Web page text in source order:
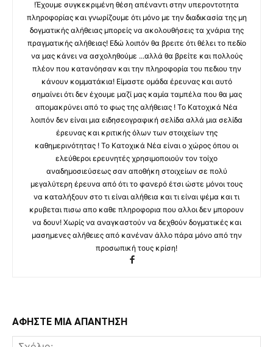
!Έχουμε συγκεκριμένη θέση απέναντι στην υπεροντοτητα
πληροφορίας και γνωρίζουμε ότι μόνο με την διαδικασία της μη
δογματικής αλήθειας μπορείς να ακολουθήσεις τα χνάρια της
πραγματικής αλήθειας! Εδώ λοιπόν θα βρειτε ότι θέλει το πεδίο
να μας κάνει να ασχοληθούμε ...αλλά θα βρείτε και πολλούς
πλέον που κατανόησαν και την πληροφορία του πεδιου την
κάνουν κομματάκια! Είμαστε ομάδα έρευνας και αυτό
σημαίνει ότι δεν έχουμε μαζί μας καμία ταμπέλα που θα μας
απομακρύνει από το φως της αλήθειας ! Το Κατοχικά Νέα
λοιπόν δεν είναι μια ειδησεογραφική σελίδα αλλά μια σελίδα
έρευνας και κριτικής όλων των στοιχείων της
καθημερινότητας ! Το Κατοχικά Νέα είναι ο χώρος όπου οι
ελεύθεροι ερευνητές χρησιμοποιούν τον τοίχο
αναδημοσιεύσεως σαν αποθήκη στοιχείων σε πολύ
μεγαλύτερη έρευνα από ότι το φανερό έτσι ώστε μόνοι τους
να καταλήξουν στο τι είναι αλήθεια και τι είναι ψέμα και τι
κρυβεται πισω απο καθε πληροφορια που αλλοι δεν μπορουν
να δουν! Χωρίς να αναγκαστούν να δεχθούν δογματικές και
μασημενες αλήθειες από κανέναν άλλο πάρα μόνο από την
προσωπική τους κρίση!
ΑΦΗΣΤΕ ΜΙΑ ΑΠΑΝΤΗΣΗ